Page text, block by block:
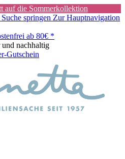
auf die Sommerkollektion
springen Zur Hauptnavigation
ab 80€ *
und nachhaltig
Gutschein